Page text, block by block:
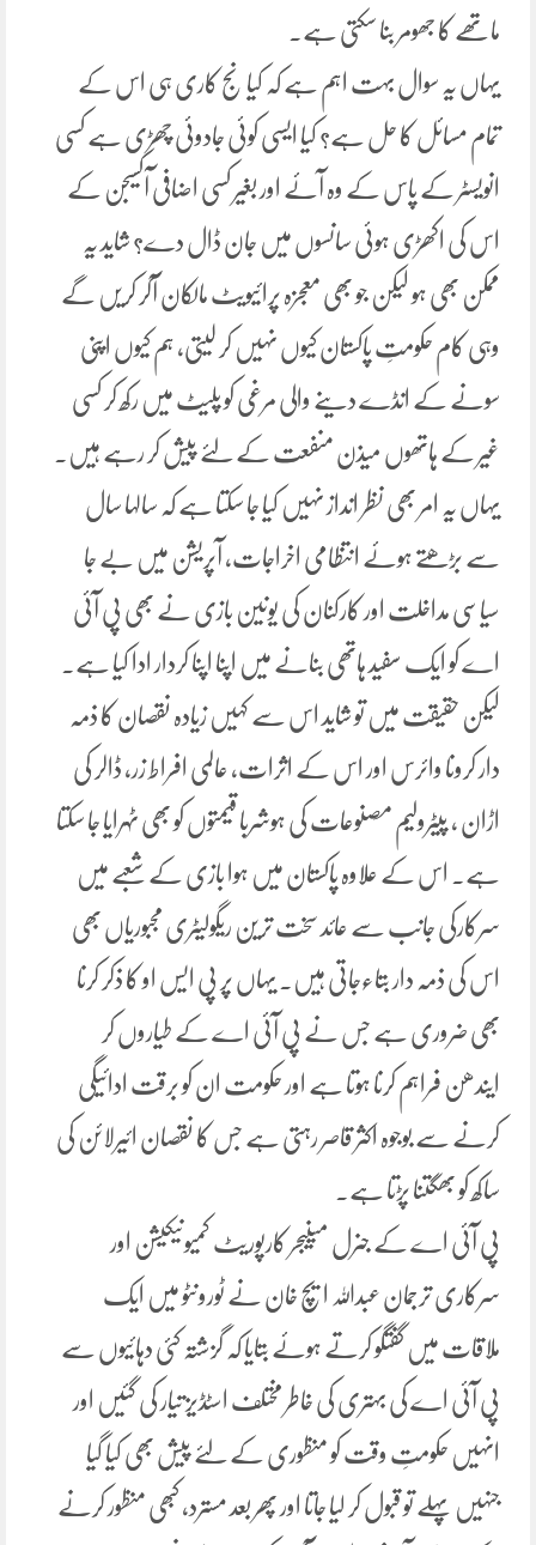
ماتھے کا جھومر بنا سکتی ہے۔
یہاں یہ سوال بہت اہم ہے کہ کیا نج کاری ہی اس کے
تمام مسائل کا حل ہے؟ کیا ایسی کوئی جادوئی چھڑی ہے کسی
انویسٹر کے پاس کے وہ آئے اور بغیر کسی اضافی آکسیجن کے
اس کی اکھڑی ہوئی سانسوں میں جان ڈال دے؟ شاید یہ
ممکن بھی ہو لیکن جو بھی معجزہ پرائیویٹ مالکان آکر کریں گے
وہی کام حکومتِ پاکستان کیوں نہیں کر لیتی، ہم کیوں اپنی
سونے کے انڈے دینے والی مرغی کو پلیٹ میں رکھ کر کسی
غیر کے ہاتھوں میذن منفعت کے لئے پیش کر رہے ہیں۔
یہاں یہ امر بھی نظر انداز نہیں کیا جا سکتا ہے کہ سالہا سال
سے بڑھتے ہوئے انتظامی اخراجات، آپریشن میں بے جا
سیاسی مداخلت اور کارکنان کی یونین بازی نے بھی پی آئی
اے کو ایک سفید ہاتھی بنانے میں اپنا اپنا کردار ادا کیا ہے۔
لیکن حقیقت میں تو شاید اس سے کہیں زیادہ نقصان کا ذمہ
دار کرونا وائرس اور اس کے اثرات، عالمی افراط زر، ڈالر کی
اڑان ، پیٹرولیم مصنوعات کی ہوشربا قیمتوں کو بھی ٹہرایا جا سکتا
ہے۔ اس کے علاوہ پاکستان میں ہوا بازی کے شعبے میں
سرکارکی جانب سے عائد سخت ترین ریگولیٹری مجبوریاں بھی
اس کی ذمہ دار بتاءجاتی ہیں۔ یہاں پر پی ایس او کا ذکر کرنا
بھی ضروری ہے جس نے پی آئی اے کے طیاروں کر
ایندھن فراہم کرنا ہوتا ہے اور حکومت ان کو برقت ادائیگی
کرنے سے بوجوہ اکثر قاصر رہتی ہے جس کا نقصان ائیرلائن کی
ساکھ کو بھگتنا پڑتا ہے۔
پی آئی اے کے جنرل مینیجر کارپوریٹ کمیونیکیشن اور
سرکاری ترجمان عبداللہ ایچ خان نے ٹورونٹو میں ایک
ملاقات میں گفتگو کرتے ہوئے بتایا کہ گزشتہ کئی دہائیوں سے
پی آئی اے کی بہتری کی خاطر مختلف اسٹڈیز تیار کی گئیں اور
انہیں حکومتِ وقت کو منظوری کے لئے پیش بھی کیا گیا
جنہیں پہلے تو قبول کر لیا جاتا اور پھر بعد مسترد، کبھی منظور کرنے